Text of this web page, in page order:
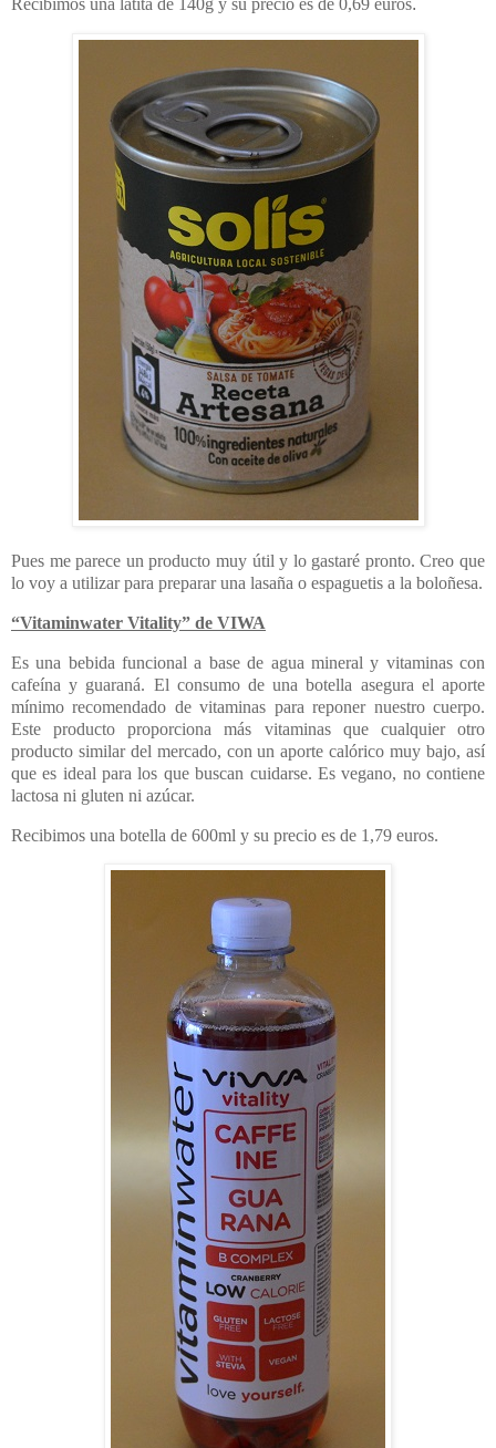
Recibimos una latita de 140g y su precio es de 0,69 euros.
Pues me parece un producto muy útil y lo gastaré pronto. Creo que
lo voy a utilizar para preparar una lasaña o espaguetis a la boloñesa.
“Vitaminwater Vitality” de VIWA
Es una bebida funcional a base de agua mineral y vitaminas con
cafeína y guaraná. El consumo de una botella asegura el aporte
mínimo recomendado de vitaminas para reponer nuestro cuerpo.
Este producto proporciona más vitaminas que cualquier otro
producto similar del mercado, con un aporte calórico muy bajo, así
que es ideal para los que buscan cuidarse. Es vegano, no contiene
lactosa ni gluten ni azúcar.
Recibimos una botella de 600ml y su precio es de 1,79 euros.